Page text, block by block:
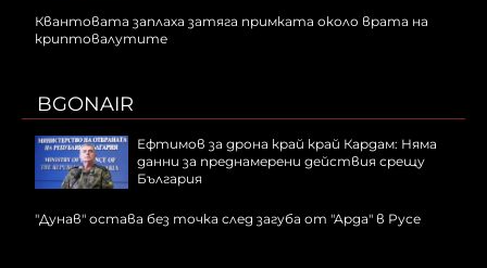
Квантовата заплаха затяга примката около врата на
криптовалутите
BGONAIR
Ефтимов за дрона край край Кардам: Няма
данни за преднамерени действия срещу
България
"Дунав" остава без точка след загуба от "Арда" в Русе